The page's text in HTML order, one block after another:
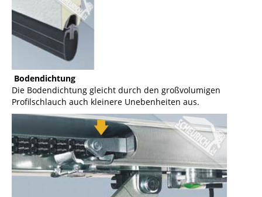
Bodendichtung
Die Bodendichtung gleicht durch den großvolumigen
Profilschlauch auch kleinere Unebenheiten aus.